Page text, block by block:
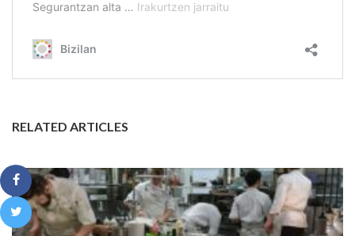
RELATED ARTICLES